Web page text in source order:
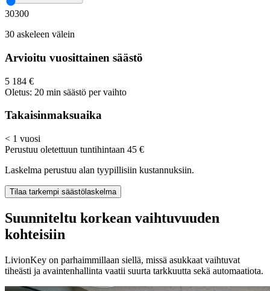
30300
30 askeleen välein
Arvioitu vuosittainen säästö
5 184 €
Oletus: 20 min säästö per vaihto
Takaisinmaksuaika
< 1 vuosi
Perustuu oletettuun tuntihintaan 45 €
Laskelma perustuu alan tyypillisiin kustannuksiin.
Tilaa tarkempi säästölaskelma
Suunniteltu korkean vaihtuvuuden
kohteisiin
LivionKey on parhaimmillaan siellä, missä asukkaat vaihtuvat
tiheästi ja avaintenhallinta vaatii suurta tarkkuutta sekä automaatiota.